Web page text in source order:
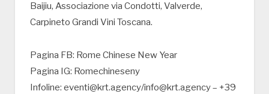
Baijiu, Associazione via Condotti, Valverde,
Carpineto Grandi Vini Toscana.
Pagina FB: Rome Chinese New Year
Pagina IG: Romechineseny
Infoline: eventi@krt.agency/info@krt.agency – +39